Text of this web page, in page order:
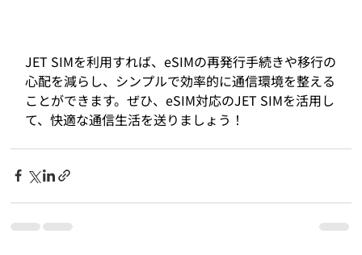
JET SIMを利用すれば、eSIMの再発行手続きや移行の
心配を減らし、シンプルで効率的に通信環境を整える
ことができます。ぜひ、eSIM対応のJET SIMを活用し
て、快適な通信生活を送りましょう！